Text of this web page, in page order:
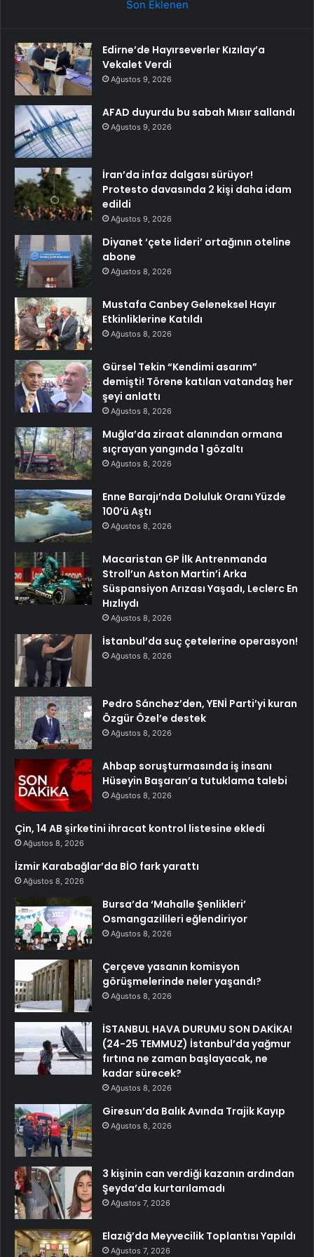
Son Eklenen
Edirne’de Hayırseverler Kızılay’a
Vekalet Verdi
Ağustos 9, 2026
AFAD duyurdu bu sabah Mısır sallandı
Ağustos 9, 2026
İran’da infaz dalgası sürüyor!
Protesto davasında 2 kişi daha idam
edildi
Ağustos 9, 2026
Diyanet ‘çete lideri’ ortağının oteline
abone
Ağustos 8, 2026
Mustafa Canbey Geleneksel Hayır
Etkinliklerine Katıldı
Ağustos 8, 2026
Gürsel Tekin “Kendimi asarım”
demişti! Törene katılan vatandaş her
şeyi anlattı
Ağustos 8, 2026
Muğla’da ziraat alanından ormana
sıçrayan yangında 1 gözaltı
Ağustos 8, 2026
Enne Barajı’nda Doluluk Oranı Yüzde
100’ü Aştı
Ağustos 8, 2026
Macaristan GP İlk Antrenmanda
Stroll’un Aston Martin’i Arka
Süspansiyon Arızası Yaşadı, Leclerc En
Hızlıydı
Ağustos 8, 2026
İstanbul’da suç çetelerine operasyon!
Ağustos 8, 2026
Pedro Sánchez’den, YENİ Parti’yi kuran
Özgür Özel’e destek
Ağustos 8, 2026
Ahbap soruşturmasında iş insanı
Hüseyin Başaran’a tutuklama talebi
Ağustos 8, 2026
Çin, 14 AB şirketini ihracat kontrol listesine ekledi
Ağustos 8, 2026
İzmir Karabağlar’da BİO fark yarattı
Ağustos 8, 2026
Bursa’da ‘Mahalle Şenlikleri’
Osmangazilileri eğlendiriyor
Ağustos 8, 2026
Çerçeve yasanın komisyon
görüşmelerinde neler yaşandı?
Ağustos 8, 2026
İSTANBUL HAVA DURUMU SON DAKİKA!
(24-25 TEMMUZ) İstanbul’da yağmur
fırtına ne zaman başlayacak, ne
kadar sürecek?
Ağustos 8, 2026
Giresun’da Balık Avında Trajik Kayıp
Ağustos 8, 2026
3 kişinin can verdiği kazanın ardından
Şeyda’da kurtarılamadı
Ağustos 7, 2026
Elazığ’da Meyvecilik Toplantısı Yapıldı
Ağustos 7, 2026